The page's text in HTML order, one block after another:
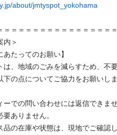
about/jmtyspot_yokohama
＝＝＝＝＝＝＝＝＝＝＝＝＝＝＝
内＞
あたってのお願い】
は、地域のごみを減らすため、不
下の点についてご協力をお願いしま
ーでの問い合わせには返信できま
ありません。
品の在庫や状態は、現地でご確認